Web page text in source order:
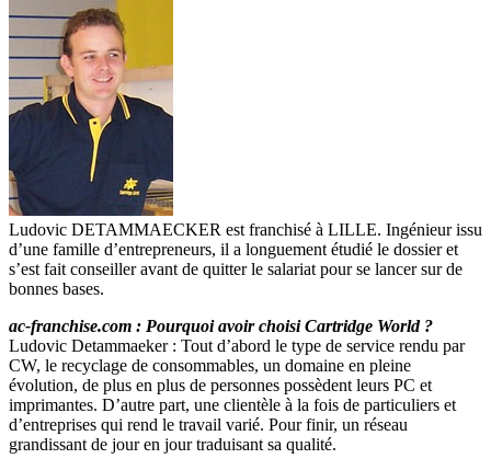
Ludovic DETAMMAECKER est franchisé à LILLE. Ingénieur issu
d’une famille d’entrepreneurs, il a longuement étudié le dossier et
s’est fait conseiller avant de quitter le salariat pour se lancer sur de
bonnes bases.
ac-franchise.com : Pourquoi avoir choisi Cartridge World ?
Ludovic Detammaeker : Tout d’abord le type de service rendu par
CW, le recyclage de consommables, un domaine en pleine
évolution, de plus en plus de personnes possèdent leurs PC et
imprimantes. D’autre part, une clientèle à la fois de particuliers et
d’entreprises qui rend le travail varié. Pour finir, un réseau
grandissant de jour en jour traduisant sa qualité.